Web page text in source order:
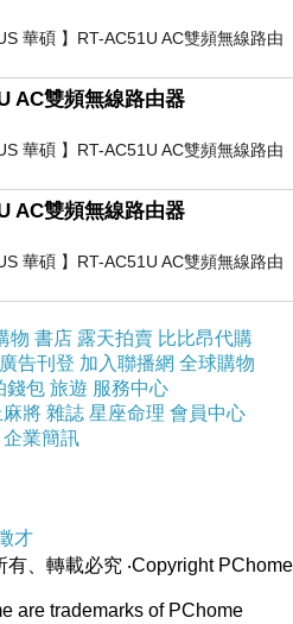
華碩 】RT-AC51U AC雙頻無線路由
AC雙頻無線路由器
華碩 】RT-AC51U AC雙頻無線路由
AC雙頻無線路由器
華碩 】RT-AC51U AC雙頻無線路由
物 書店 露天拍賣 比比昂代購
廣告刊登 加入聯播網 全球購物
錢包 旅遊 服務中心
將 雜誌 星座命理 會員中心
企業簡訊
才
有、轉載必究 ‧Copyright PChome
are trademarks of PChome